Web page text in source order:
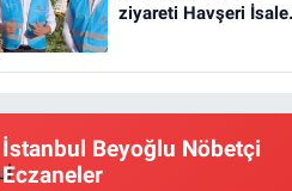
ziyareti Havşeri İsale
İstanbul Beyoğlu Nöbetçi
Eczaneler